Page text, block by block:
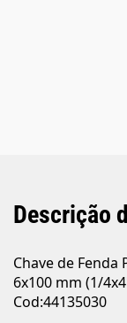
Descrição
Chave de
6x100 mm (1/
Cod:44135030